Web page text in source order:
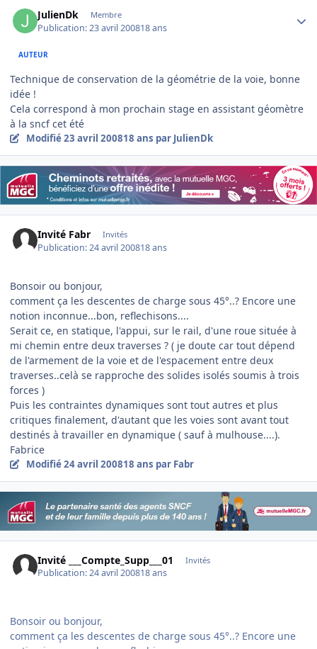
JulienDk Membre
Publication:23 avril 200818 ans
AUTEUR
Technique de conservation de la géométrie de la voie, bonne
idée !
Cela correspond à mon prochain stage en assistant géomètre
à la sncf cet été
Modifié23 avril 200818 ans par JulienDk
Invité Fabr Invités
Publication:24 avril 200818 ans
Bonsoir ou bonjour,
comment ça les descentes de charge sous 45°..? Encore une
notion inconnue...bon, reflechisons....
Serait ce, en statique, l'appui, sur le rail, d'une roue située à
mi chemin entre deux traverses ? ( je doute car tout dépend
de l'armement de la voie et de l'espacement entre deux
traverses..celà se rapproche des solides isolés soumis à trois
forces )
Puis les contraintes dynamiques sont tout autres et plus
critiques finalement, d'autant que les voies sont avant tout
destinés à travailler en dynamique ( sauf à mulhouse....).
Fabrice
Modifié24 avril 200818 ans par Fabr
Invité ___Compte_Supp___01 Invités
Publication:24 avril 200818 ans
Bonsoir ou bonjour,
comment ça les descentes de charge sous 45°..? Encore une